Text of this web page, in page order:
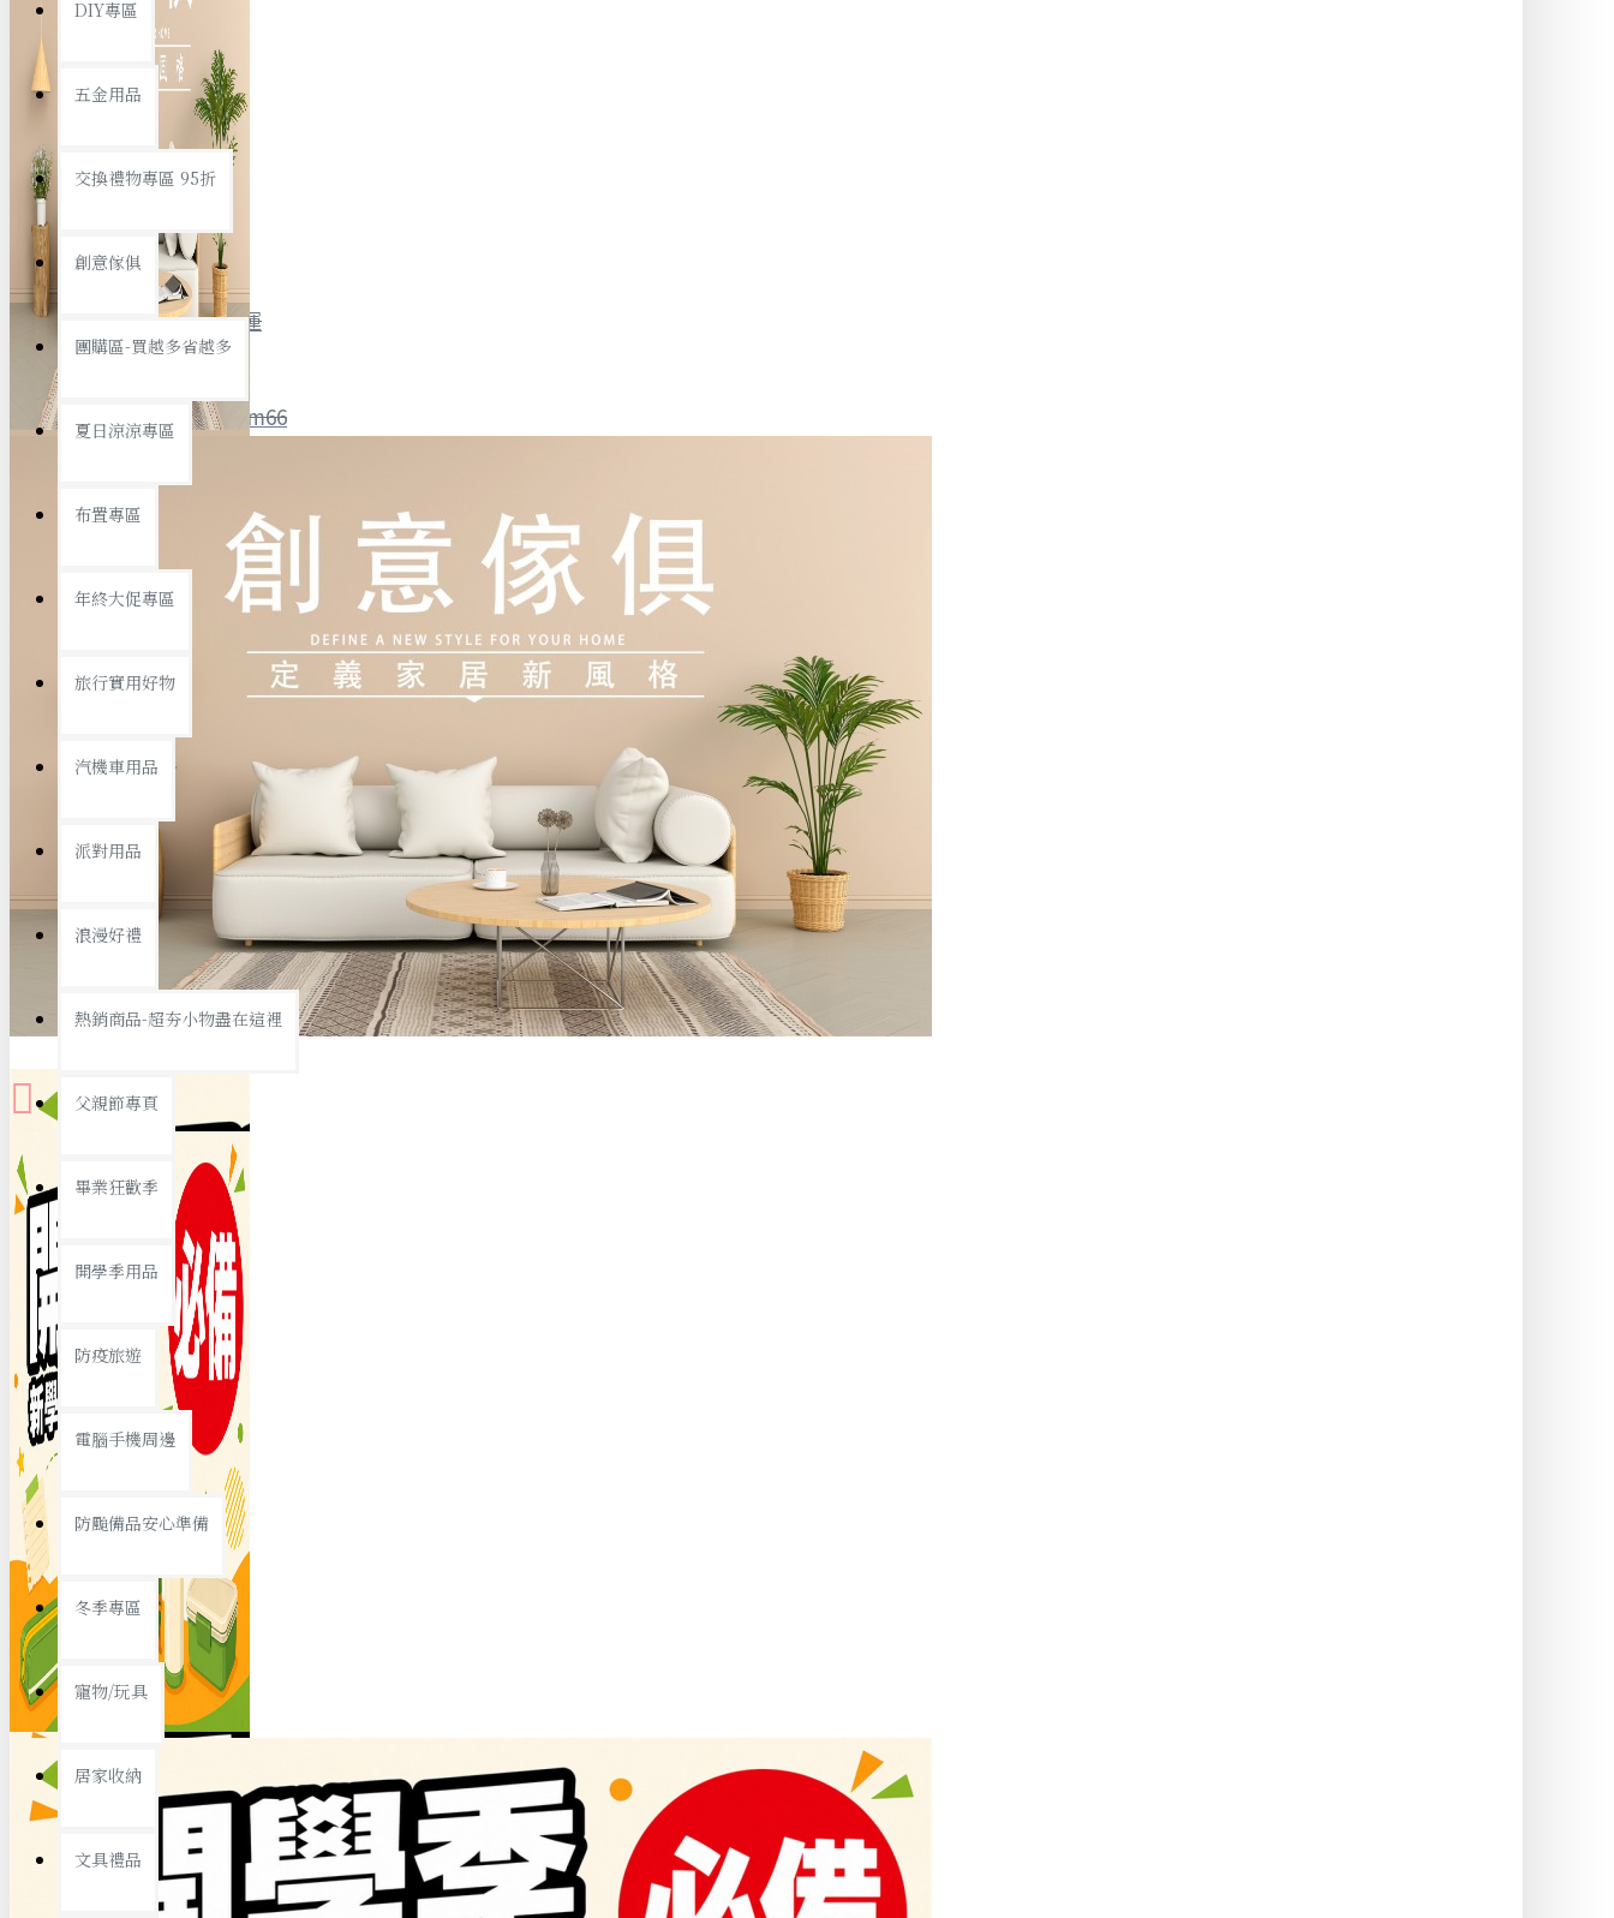
全館限時滿799免運
聯絡我們 ID : @ym66
優惠活動 最新活動
個人衛浴用品
浴室置物/收納
旅行收納
汽機車用品
查看更多
置物架/收納櫃
銅板精選
19元專區
39元專區
節慶熱賣
春節/新年
DIY專區
五金用品
交換禮物專區 95折
創意傢俱
團購區-買越多省越多
夏日涼涼專區
布置專區
年終大促專區
旅行實用好物
汽機車用品
派對用品
浪漫好禮
熱銷商品-超夯小物盡在這裡
父親節專頁
畢業狂歡季
開學季用品
防疫旅遊
電腦手機周邊
防颱備品安心準備
冬季專區
寵物/玩具
居家收納
文具禮品